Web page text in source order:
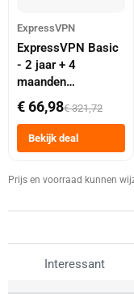
ExpressVPN
ExpressVPN Basic
- 2 jaar + 4
maanden
abonnement
€ 66,98€ 321,72
Bekijk deal
Prijs en voorraad kunnen
Interessant